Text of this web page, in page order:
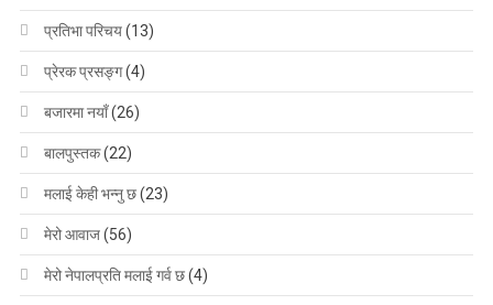
प्रतिभा परिचय(13)
प्रेरक प्रसङ्ग(4)
बजारमा नयाँ(26)
बालपुस्तक(22)
मलाई केही भन्नु छ(23)
मेरो आवाज(56)
मेरो नेपालप्रति मलाई गर्व छ(4)